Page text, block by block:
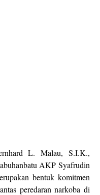
L. Malau, S.I.K.,
AKP Syafrudin
bentuk komitmen
peredaran narkoba di